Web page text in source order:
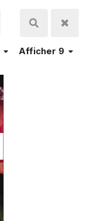
Afficher 9